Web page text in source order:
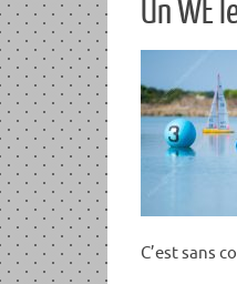
Un WE
C’est sans